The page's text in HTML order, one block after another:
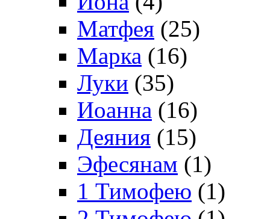
Матфея (25)
Марка (16)
Луки (35)
Иоанна (16)
Деяния (15)
Эфесянам (1)
1 Тимофею (1)